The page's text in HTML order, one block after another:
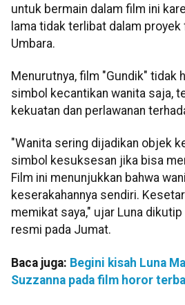
untuk bermain dalam film ini
lama tidak terlibat dalam proyek
Umbara.
Menurutnya, film "Gundik" tidak
simbol kecantikan wanita saja,
kekuatan dan perlawanan
"Wanita sering dijadikan objek
simbol kesuksesan jika bisa
Film ini menunjukkan bahwa
keserakahannya sendiri.
memikat saya," ujar Luna
resmi pada Jumat.
Baca juga: Begini kisah Luna
Suzzanna pada film horor